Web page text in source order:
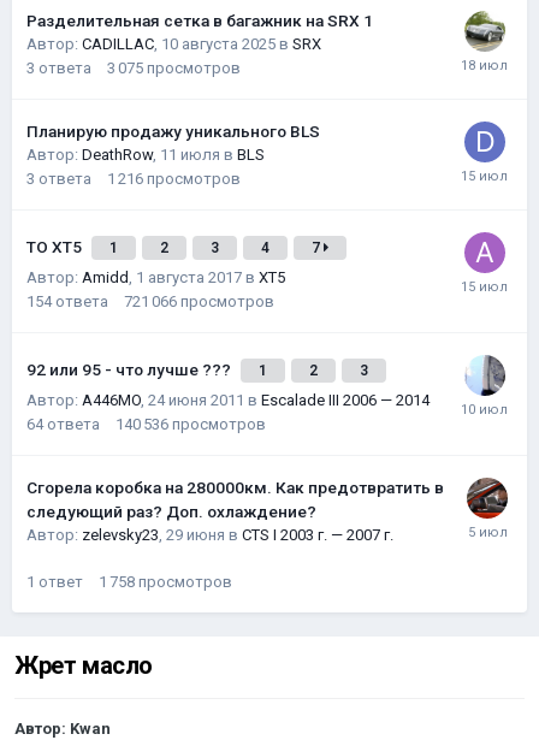
Разделительная сетка в багажник на SRX 1
Автор: CADILLAC, 10 августа 2025 в SRX
3 ответа 3 075 просмотров
Планирую продажу уникального BLS
Автор: DeathRow, 11 июля в BLS
3 ответа 1 216 просмотров
ТО XT5 1 2 3 4 7
Автор: Amidd, 1 августа 2017 в XT5
154 ответа 721 066 просмотров
92 или 95 - что лучше ??? 1 2 3
Автор: A446MO, 24 июня 2011 в Escalade III 2006 — 2014
64 ответа 140 536 просмотров
Сгорела коробка на 280000км. Как предотвратить в
следующий раз? Доп. охлаждение?
Автор: zelevsky23, 29 июня в CTS I 2003 г. — 2007 г.
1 ответ 1 758 просмотров
Жрет масло
Автор: Kwan